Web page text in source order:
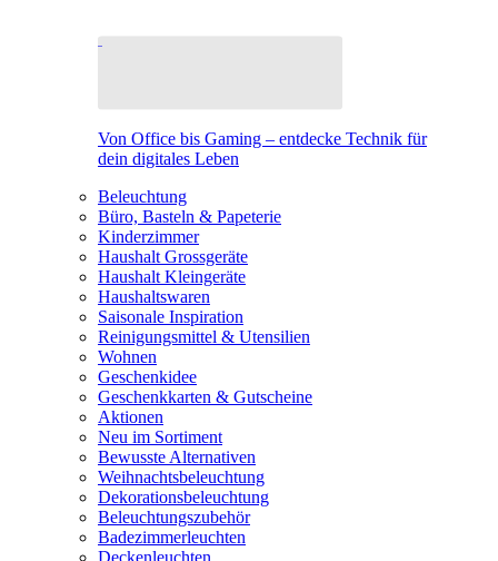
Von Office bis Gaming – entdecke Technik für
dein digitales Leben
Beleuchtung
Büro, Basteln & Papeterie
Kinderzimmer
Haushalt Grossgeräte
Haushalt Kleingeräte
Haushaltswaren
Saisonale Inspiration
Reinigungsmittel & Utensilien
Wohnen
Geschenkidee
Geschenkkarten & Gutscheine
Aktionen
Neu im Sortiment
Bewusste Alternativen
Weihnachtsbeleuchtung
Dekorationsbeleuchtung
Beleuchtungszubehör
Badezimmerleuchten
Deckenleuchten